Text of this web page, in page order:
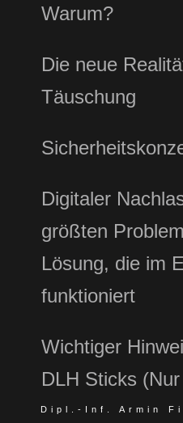
Warum?
Die neue
Täuschung
Digitaler
größten
Lösung, die im
funktioniert
Wichtiger
DLH Sticks
Dipl.-Inf. Armin